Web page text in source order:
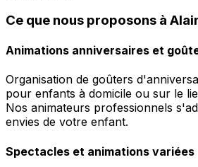
Ce que nous proposons à
Animations anniversaires et
Organisation de goûters
pour enfants à domicile ou sur le
Nos animateurs professionnels
envies de votre enfant.
Spectacles et animations variées